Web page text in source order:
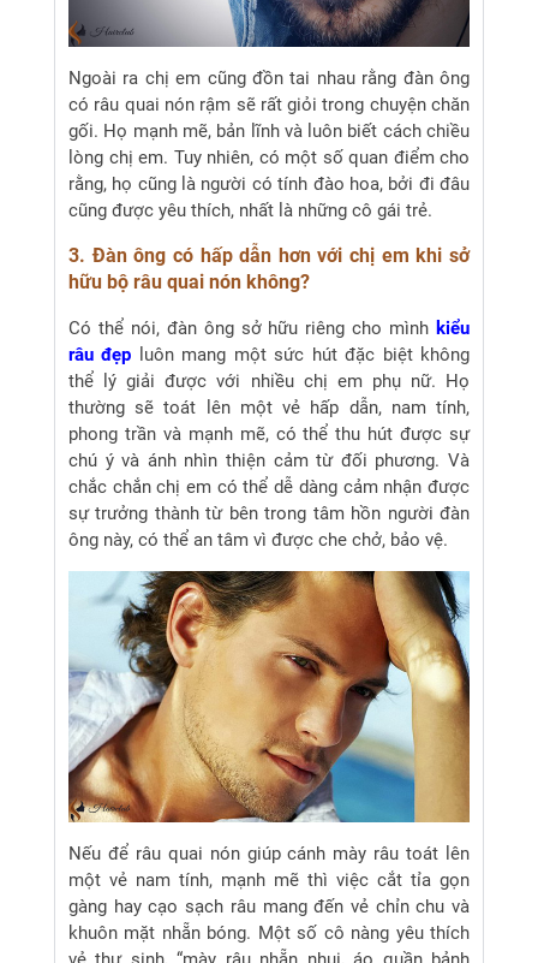
Ngoài ra chị em cũng đồn tai nhau rằng đàn ông
có râu quai nón rậm sẽ rất giỏi trong chuyện chăn
gối. Họ mạnh mẽ, bản lĩnh và luôn biết cách chiều
lòng chị em. Tuy nhiên, có một số quan điểm cho
rằng, họ cũng là người có tính đào hoa, bởi đi đâu
cũng được yêu thích, nhất là những cô gái trẻ.
3. Đàn ông có hấp dẫn hơn với chị em khi sở
hữu bộ râu quai nón không?
Có thể nói, đàn ông sở hữu riêng cho mình kiểu
râu đẹp
luôn mang một sức hút đặc biệt không
thể lý giải được với nhiều chị em phụ nữ. Họ
thường sẽ toát lên một vẻ hấp dẫn, nam tính,
phong trần và mạnh mẽ, có thể thu hút được sự
chú ý và ánh nhìn thiện cảm từ đối phương. Và
chắc chắn chị em có thể dễ dàng cảm nhận được
sự trưởng thành từ bên trong tâm hồn người đàn
ông này, có thể an tâm vì được che chở, bảo vệ.
Nếu để râu quai nón giúp cánh mày râu toát lên
một vẻ nam tính, mạnh mẽ thì việc cắt tỉa gọn
gàng hay cạo sạch râu mang đến vẻ chỉn chu và
khuôn mặt nhẵn bóng. Một số cô nàng yêu thích